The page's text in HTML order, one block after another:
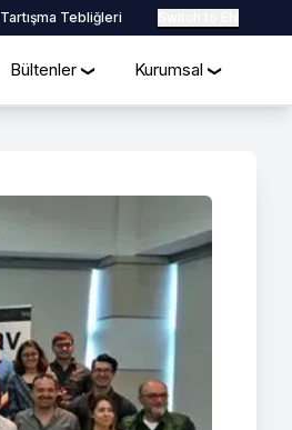
Tartışma Tebliğleri
Bültenler ❯ Kurumsal ❯